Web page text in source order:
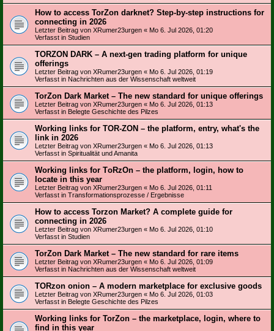
How to access TorZon darknet? Step-by-step instructions for
connecting in 2026
Letzter Beitrag von XRumer23urgen « Mo 6. Jul 2026, 01:20
Verfasst in Studien
TORZON DARK – A next-gen trading platform for unique
offerings
Letzter Beitrag von XRumer23urgen « Mo 6. Jul 2026, 01:19
Verfasst in Nachrichten aus der Wissenschaft weltweit
TorZon Dark Market – The new standard for unique offerings
Letzter Beitrag von XRumer23urgen « Mo 6. Jul 2026, 01:13
Verfasst in Belegte Geschichte des Pilzes
Working links for TOR-ZON – the platform, entry, what's the
link in 2026
Letzter Beitrag von XRumer23urgen « Mo 6. Jul 2026, 01:13
Verfasst in Spiritualität und Amanita
Working links for TоRzOn – the platform, login, how to
locate in this year
Letzter Beitrag von XRumer23urgen « Mo 6. Jul 2026, 01:11
Verfasst in Transformationsprozesse / Ergebnisse
How to access Torzon Market? A complete guide for
connecting in 2026
Letzter Beitrag von XRumer23urgen « Mo 6. Jul 2026, 01:10
Verfasst in Studien
TorZon Dark Market – The new standard for rare items
Letzter Beitrag von XRumer23urgen « Mo 6. Jul 2026, 01:09
Verfasst in Nachrichten aus der Wissenschaft weltweit
TORzon onion – A modern marketplace for exclusive goods
Letzter Beitrag von XRumer23urgen « Mo 6. Jul 2026, 01:03
Verfasst in Belegte Geschichte des Pilzes
Working links for TorZon – the marketplace, login, where to
find in this year